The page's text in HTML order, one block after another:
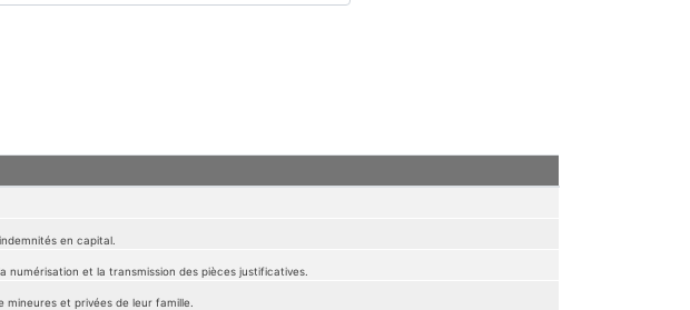
en capital.
numérisation et la transmission des pièces justificatives.
et privées de leur famille.